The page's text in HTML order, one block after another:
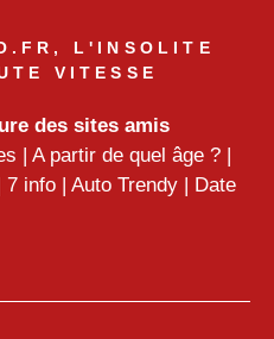
L'INSOLITE
VITESSE
des sites amis
| A partir de quel âge ? |
7 info | Auto Trendy | Date